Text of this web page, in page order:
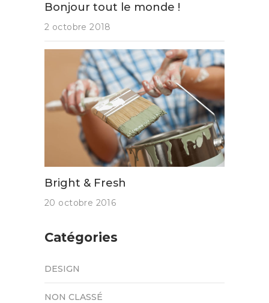
Bonjour tout le monde !
2 octobre 2018
Bright & Fresh
20 octobre 2016
Catégories
DESIGN
NON CLASSÉ